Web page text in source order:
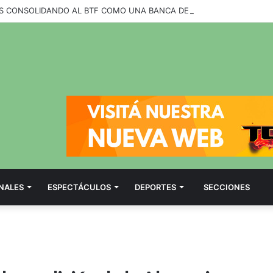
ESPECTÁCULOS DEPORTES SECCIONES